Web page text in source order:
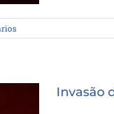
Invasão